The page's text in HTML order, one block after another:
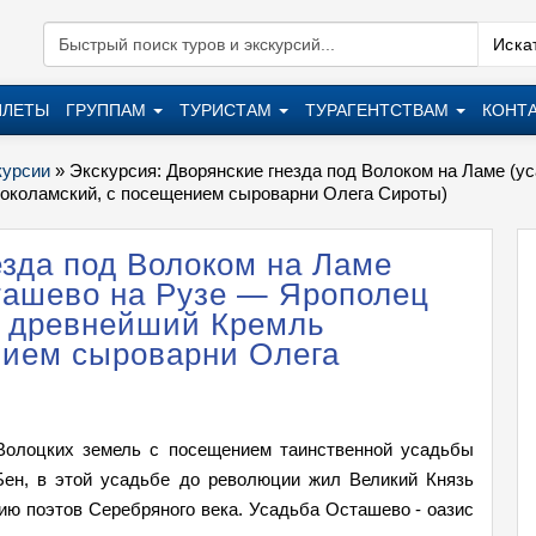
ГРУППАМ ТУРИСТАМ ТУРАГЕНТСТВАМ
» Экскурсия: Дворянские гнезда под Волоком на Ламе
с посещением сыроварни Олега Сироты)
под Волоком на Ламе
на Рузе — Ярополец
Кремль
сыроварни Олега
земель с посещением таинственной усадьбы
в этой усадьбе до революции жил Великий Князь
поэтов Серебряного века. Усадьба Осташево - оазис